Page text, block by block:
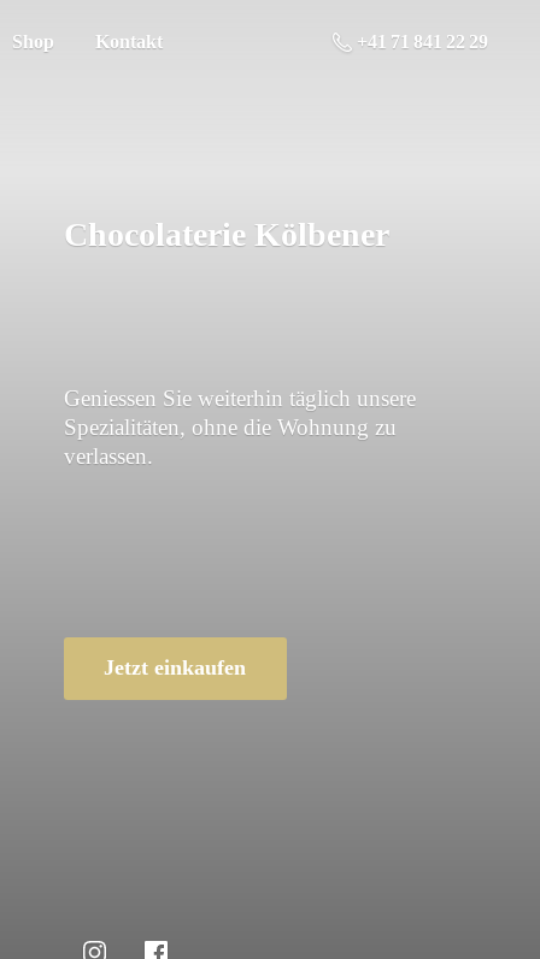
Shop Kontakt +41 71 841 22 29
Chocolaterie Kölbener
Geniessen Sie weiterhin täglich unsere
Spezialitäten, ohne die Wohnung zu
verlassen.
Jetzt einkaufen